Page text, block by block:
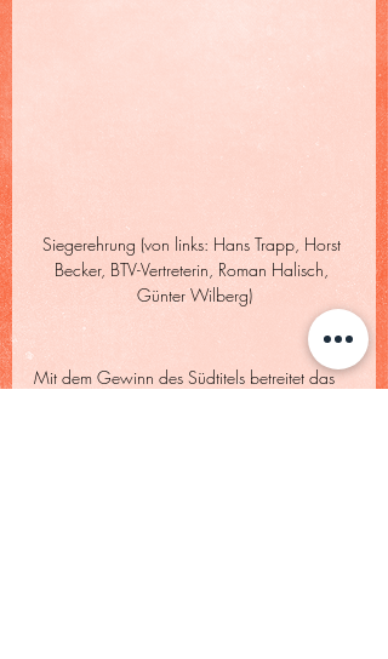
Siegerehrung (von links: Hans Trapp, Horst
Becker, BTV-Vertreterin, Roman Halisch,
Günter Wilberg)
Mit dem Gewinn des Südtitels betreitet das